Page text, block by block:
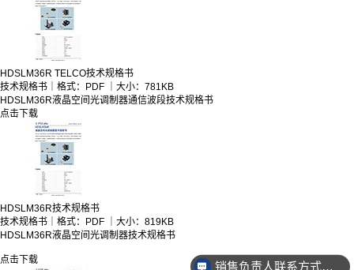
HDSLM36R TELCO技术规格书
技术规格书｜格式：PDF ｜大小：781KB
HDSLM36R液晶空间光调制器通信波段技术规格书
点击下载
HDSLM36R技术规格书
技术规格书｜格式：PDF ｜大小：819KB
HDSLM36R液晶空间光调制器技术规格书
点击下载
销售负责人联系方式是多少？